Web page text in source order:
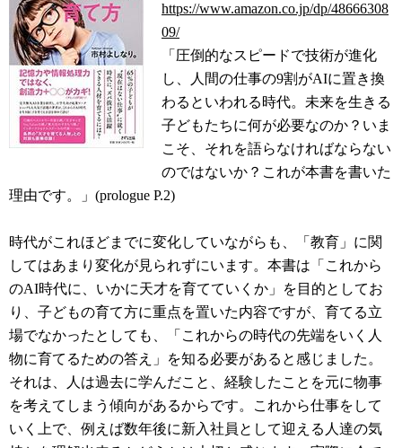
https://www.amazon.co.jp/dp/48666308
09/
「圧倒的なスピードで技術が進化
し、人間の仕事の9割がAIに置き換
わるといわれる時代。未来を生きる
子どもたちに何が必要なのか？いま
こそ、それを語らなければならない
のではないか？これが本書を書いた
理由です。」(prologue P.2)
時代がこれほどまでに変化していながらも、「教育」に関
してはあまり変化が見られずにいます。本書は「これから
のAI時代に、いかに天才を育てていくか」を目的としてお
り、子どもの育て方に重点を置いた内容ですが、育てる立
場でなかったとしても、「これからの時代の先端をいく人
物に育てるための答え」を知る必要があると感じました。
それは、人は過去に学んだこと、経験したことを元に物事
を考えてしまう傾向があるからです。これから仕事をして
いく上で、例えば数年後に新入社員として迎える人達の気